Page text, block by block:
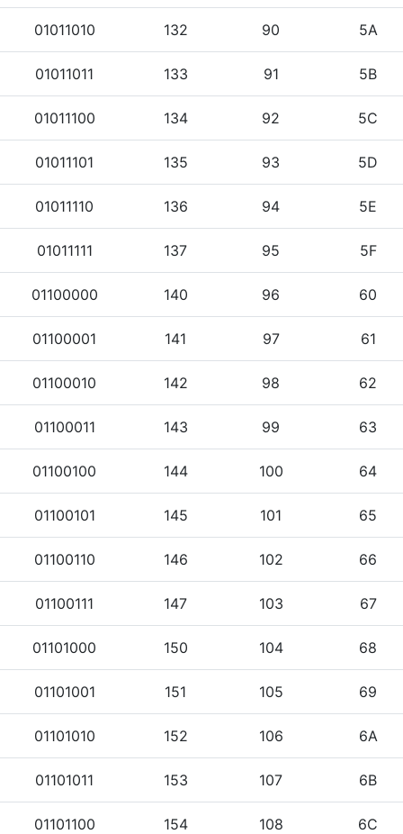
01011010 132 90 5A
01011011 133 91 5B
01011100 134 92 5C
01011101 135 93 5D
01011110 136 94 5E
01011111 137 95 5F
01100000 140 96 60
01100001 141 97 61
01100010 142 98 62
01100011 143 99 63
01100100 144 100 64
01100101 145 101 65
01100110 146 102 66
01100111 147 103 67
01101000 150 104 68
01101001 151 105 69
01101010 152 106 6A
01101011 153 107 6B
01101100 154 108 6C